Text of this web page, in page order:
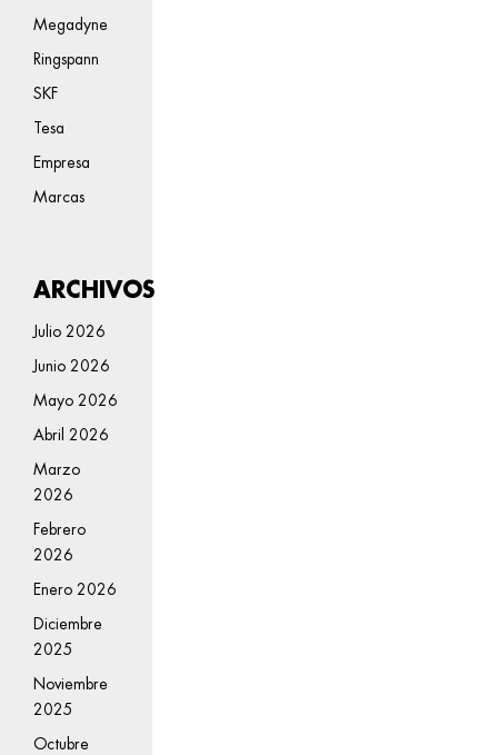
Megadyne
Ringspann
SKF
Tesa
Empresa
Marcas
ARCHIVOS
Julio 2026
Junio 2026
Mayo 2026
Abril 2026
Marzo
2026
Febrero
2026
Enero 2026
Diciembre
2025
Noviembre
2025
Octubre